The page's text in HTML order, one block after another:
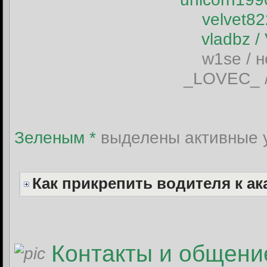
vladbz /
w1se /
Зеленым * выделены активные
Как прикрепить водителя к
Контакты и